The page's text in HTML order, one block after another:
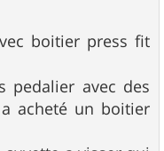
boitier press fit
pedalier avec des
acheté un boitier